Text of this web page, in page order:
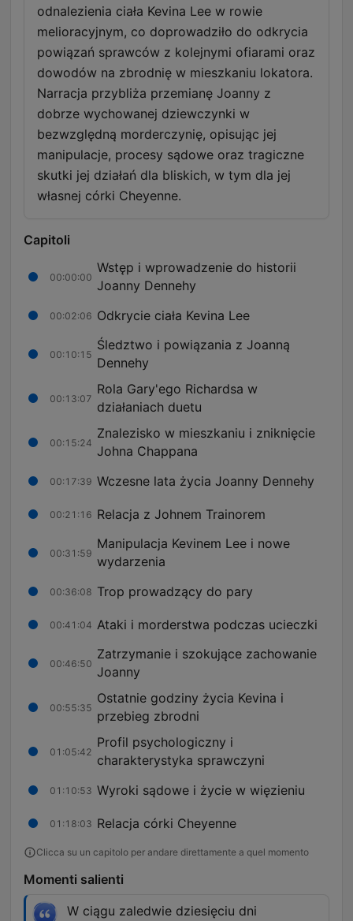
odnalezienia ciała Kevina Lee w rowie
melioracyjnym, co doprowadziło do odkrycia
powiązań sprawców z kolejnymi ofiarami oraz
dowodów na zbrodnię w mieszkaniu lokatora.
Narracja przybliża przemianę Joanny z
dobrze wychowanej dziewczynki w
bezwzględną morderczynię, opisując jej
manipulacje, procesy sądowe oraz tragiczne
skutki jej działań dla bliskich, w tym dla jej
własnej córki Cheyenne.
Capitoli
00:00:00
Wstęp i wprowadzenie do historii
Joanny Dennehy
00:02:06 Odkrycie ciała Kevina Lee
00:10:15
Śledztwo i powiązania z Joanną
Dennehy
00:13:07
Rola Gary'ego Richardsa w
działaniach duetu
00:15:24
Znalezisko w mieszkaniu i zniknięcie
Johna Chappana
00:17:39 Wczesne lata życia Joanny Dennehy
00:21:16 Relacja z Johnem Trainorem
00:31:59
Manipulacja Kevinem Lee i nowe
wydarzenia
00:36:08 Trop prowadzący do pary
00:41:04 Ataki i morderstwa podczas ucieczki
00:46:50
Zatrzymanie i szokujące zachowanie
Joanny
00:55:35
Ostatnie godziny życia Kevina i
przebieg zbrodni
01:05:42
Profil psychologiczny i
charakterystyka sprawczyni
01:10:53 Wyroki sądowe i życie w więzieniu
01:18:03 Relacja córki Cheyenne
Clicca su un capitolo per andare direttamente a quel momento
Momenti salienti
W ciągu zaledwie dziesięciu dni